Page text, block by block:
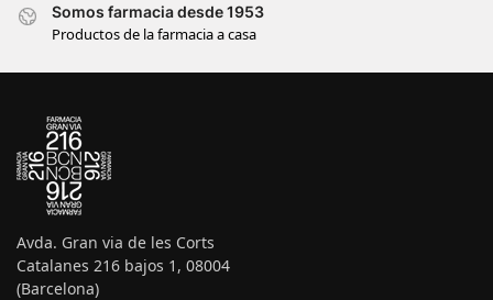
Somos farmacia desde 1953
Productos de la farmacia a casa
Avda. Gran via de les Corts
Catalanes 216 bajos 1, 08004
(Barcelona)